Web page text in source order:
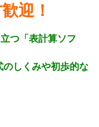
迎！
つ「表計算ソフ
しくみや初歩的な